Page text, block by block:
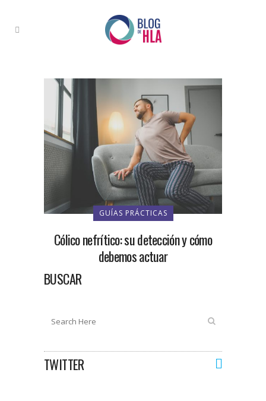
GUÍAS PRÁCTICAS
Cólico nefrítico: su detección y cómo
debemos actuar
BUSCAR
TWITTER